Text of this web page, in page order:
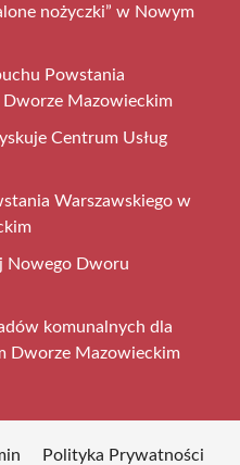
nożyczki” w Nowym
Powstania
Mazowieckim
Centrum Usług
Warszawskiego w
Nowego Dworu
komunalnych dla
Dworze Mazowieckim
Polityka Prywatności